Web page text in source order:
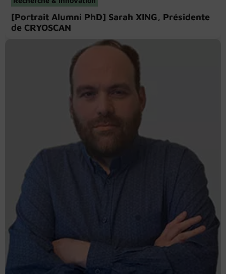
[Portrait Alumni PhD] Sarah XING, Présidente
de CRYOSCAN